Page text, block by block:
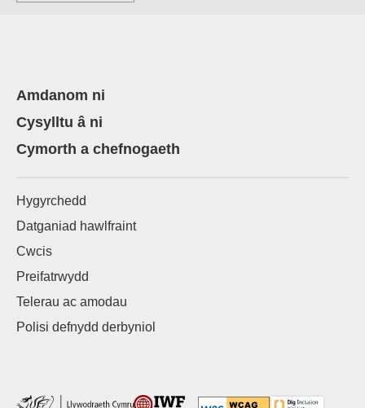
Amdanom ni
Cysylltu â ni
Cymorth a chefnogaeth
Hygyrchedd
Datganiad hawlfraint
Cwcis
Preifatrwydd
Telerau ac amodau
Polisi defnydd derbyniol